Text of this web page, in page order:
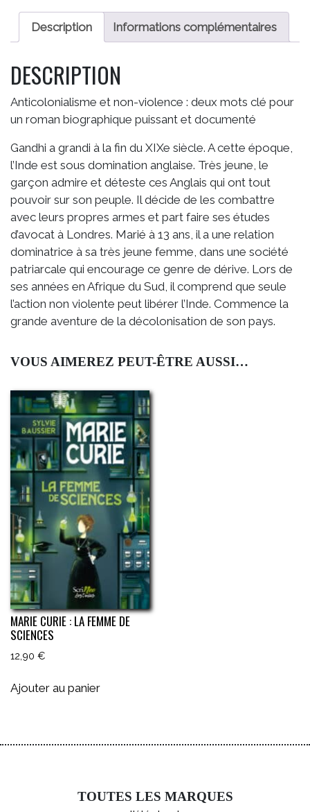
Gandhi,
la
force
violence
Description Informations complémentaires
DESCRIPTION
Anticolonialisme et non-violence : deux mots clé pour
un roman biographique puissant et documenté
Gandhi a grandi à la fin du XIXe siècle. A cette époque,
l’Inde est sous domination anglaise. Très jeune, le
garçon admire et déteste ces Anglais qui ont tout
pouvoir sur son peuple. Il décide de les combattre
avec leurs propres armes et part faire ses études
d’avocat à Londres. Marié à 13 ans, il a une relation
dominatrice à sa très jeune femme, dans une société
patriarcale qui encourage ce genre de dérive. Lors de
ses années en Afrique du Sud, il comprend que seule
l’action non violente peut libérer l’Inde. Commence la
grande aventure de la décolonisation de son pays.
VOUS AIMEREZ PEUT-ÊTRE AUSSI…
MARIE CURIE : LA FEMME DE
SCIENCES
12,90 €
Ajouter au panier
TOUTES LES MARQUES